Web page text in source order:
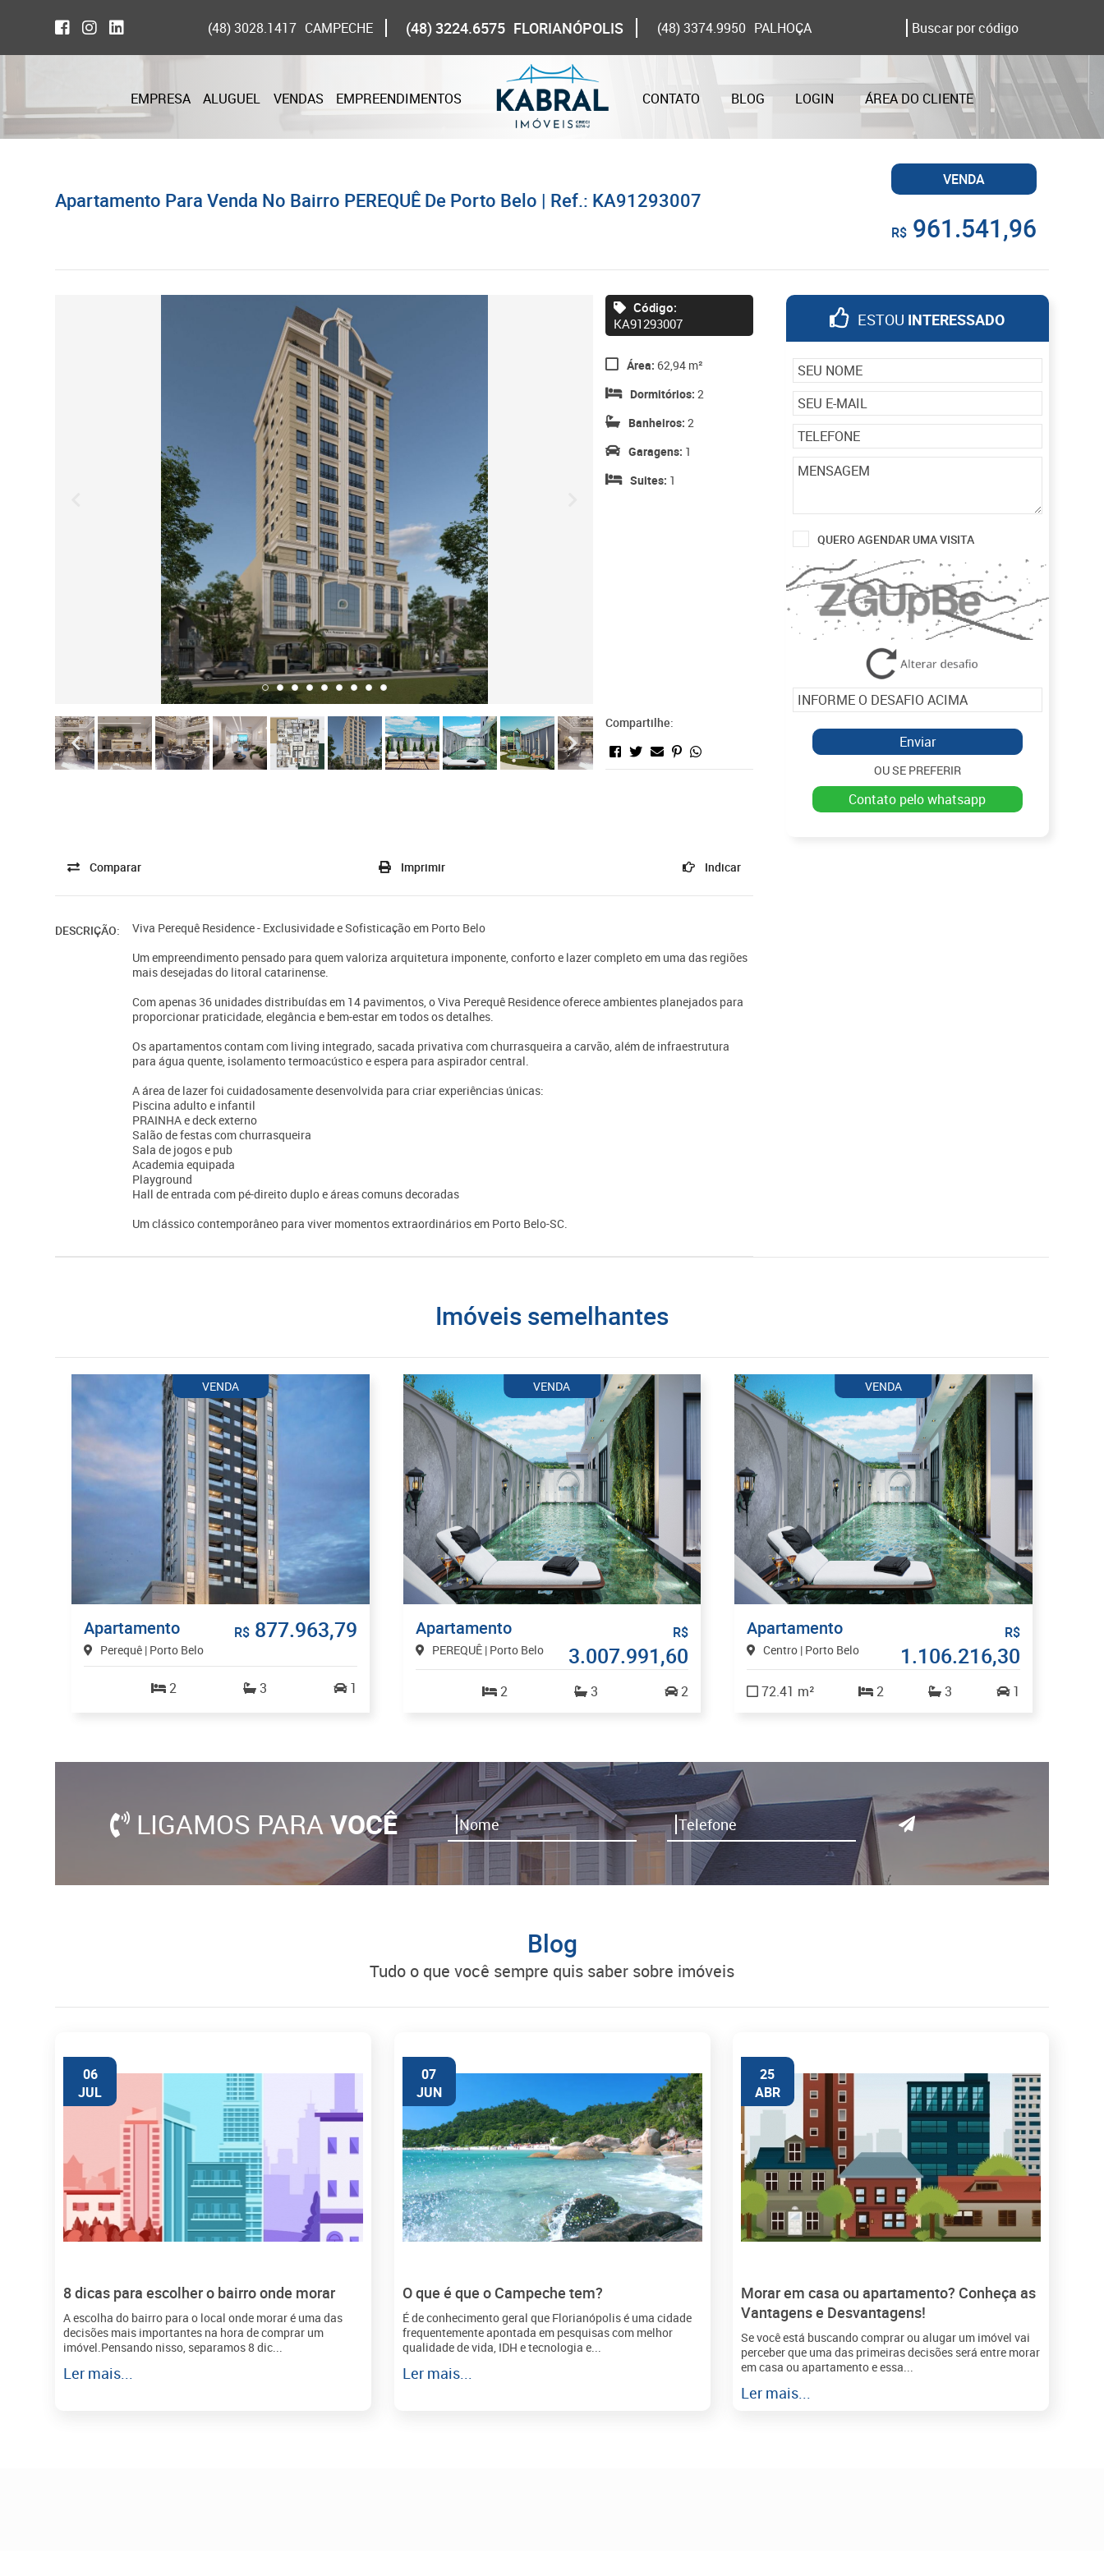
(48) 3028.1417 CAMPECHE (48) 3224.6575 FLORIANÓPOLIS (48) 3374.9950 PALHOÇA
EMPRESA ALUGUEL VENDAS EMPREENDIMENTOS CONTATO BLOG LOGIN ÁREA DO CLIENTE
Apartamento Para Venda No Bairro PEREQUÊ De Porto Belo | Ref.: KA91293007
VENDA
R$961.541,96
ESTOU INTERESSADO
QUERO AGENDAR UMA VISITA
Enviar
OU SE PREFERIR
contato pelo whatsapp
Código:
KA91293007
Área: 62,94 m²
Dormitórios: 2
Banheiros: 2
Garagens: 1
Suites: 1
Compartilhe:
Comparar Imprimir Indicar
DESCRIÇÃO:
Viva Perequê Residence - Exclusividade e Sofisticação em Porto Belo
Um empreendimento pensado para quem valoriza arquitetura imponente, conforto e lazer completo em uma das regiões
mais desejadas do litoral catarinense.
Com apenas 36 unidades distribuídas em 14 pavimentos, o Viva Perequê Residence oferece ambientes planejados para
proporcionar praticidade, elegância e bem-estar em todos os detalhes.
Os apartamentos contam com living integrado, sacada privativa com churrasqueira a carvão, além de infraestrutura
para água quente, isolamento termoacústico e espera para aspirador central.
A área de lazer foi cuidadosamente desenvolvida para criar experiências únicas:
Piscina adulto e infantil
PRAINHA e deck externo
Salão de festas com churrasqueira
Sala de jogos e pub
Academia equipada
Playground
Hall de entrada com pé-direito duplo e áreas comuns decoradas
Um clássico contemporâneo para viver momentos extraordinários em Porto Belo-SC.
imóveis semelhantes
VENDA
Apartamento
Perequê | Porto Belo
R$ 877.963,79
2 3 1
VENDA
Apartamento
PEREQUÊ | Porto Belo
R$
3.007.991,60
2 3 2
VENDA
Apartamento
Centro | Porto Belo
R$
1.106.216,30
72.41 m² 2 3 1
LIGAMOS PARAVOCÊ
Blog
tudo o que você sempre quis saber sobre imóveis
06
JUL
8 dicas para escolher o bairro onde morar
A escolha do bairro para o local onde morar é uma das
decisões mais importantes na hora de comprar um
imóvel.Pensando nisso, separamos 8 dic...
Ler mais...
07
JUN
O que é que o Campeche tem?
É de conhecimento geral que Florianópolis é uma cidade
frequentemente apontada em pesquisas com melhor
qualidade de vida, IDH e tecnologia e...
Ler mais...
25
ABR
Morar em casa ou apartamento? Conheça as
Vantagens e Desvantagens!
Se você está buscando comprar ou alugar um imóvel vai
perceber que uma das primeiras decisões será entre morar
em casa ou apartamento e essa...
Ler mais...